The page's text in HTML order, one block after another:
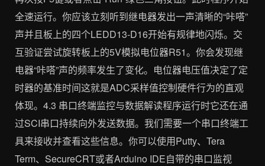
全速运行。你应该立刻听到继电器发出一声清晰的“咔嗒”
声并且板上的四个LEDD13-D16开始有规律地闪烁。交
互验证尝试旋转板上的5V模拟电位器R51。你会发现继
电器“咔嗒”声的频率发生了变化。电位器电压值决定了定
时器的基准时间这就是ADC采样值控制硬件行为的直观
体现。4.3 串口终端监控与数据解读程序运行时它还在通
过SCI串口持续向外发送数据。我们需要一个串口终端工
具来接收并查看这些信息。你可以使用Putty、Tera
Term、SecureCRT或者Arduino IDE自带的串口监视